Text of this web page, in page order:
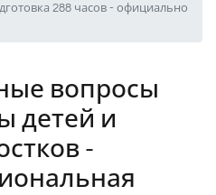
288 часов - официально
вопросы
детей и
-